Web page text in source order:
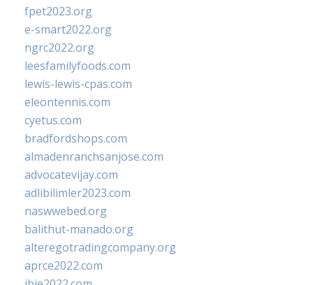
fpet2023.org
e-smart2022.org
ngrc2022.org
leesfamilyfoods.com
lewis-lewis-cpas.com
eleontennis.com
cyetus.com
bradfordshops.com
almadenranchsanjose.com
advocatevijay.com
adlibilimler2023.com
naswwebed.org
balithut-manado.org
alteregotradingcompany.org
aprce2022.com